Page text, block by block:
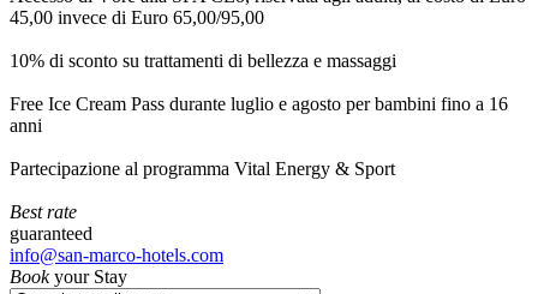
45,00 invece di Euro 65,00/95,00
10% di sconto su trattamenti di bellezza e massaggi
Free Ice Cream Pass durante luglio e agosto per bambini fino a 16
anni
Partecipazione al programma Vital Energy & Sport
Best rate
guaranteed
info@san-marco-hotels.com
Bookyour Stay